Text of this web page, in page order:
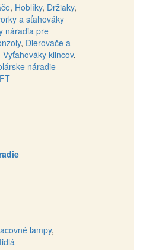
, Hoblíky, Držiaky,
a sťahováky
náradia pre
, Dierovače a
Vyťahováky klincov,
náradie -
lampy,